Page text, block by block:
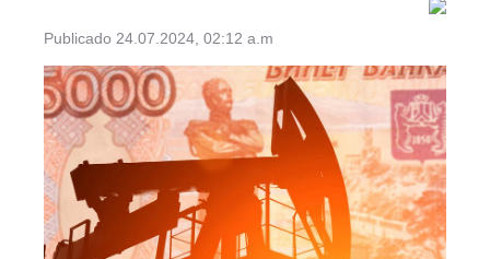
Publicado 24.07.2024, 02:12 a.m